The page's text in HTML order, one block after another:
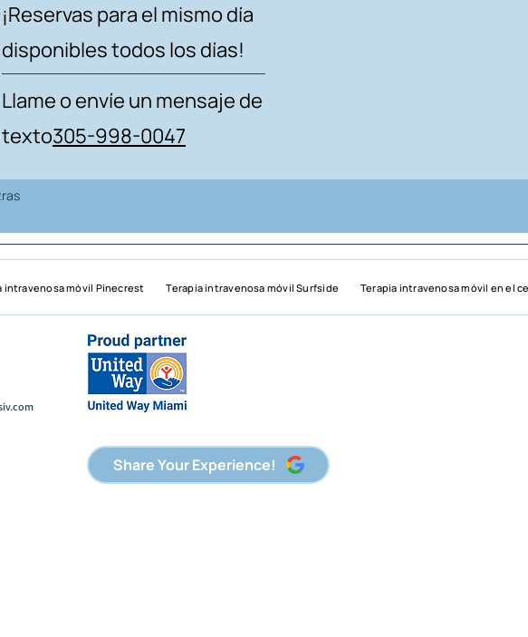
¡Reservas para el mismo día
disponibles todos los días!
Llame o envíe un mensaje de
texto305-998-0047
intravenosa móvil Pinecrest Terapia intravenosa móvil Surfside Terapia intravenosa móvil en el
Share Your Experience!